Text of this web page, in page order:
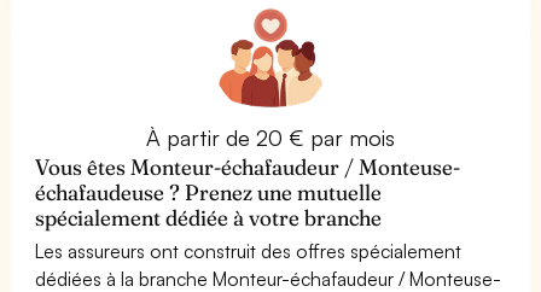
À partir de 20 € par mois
Vous êtes Monteur-échafaudeur / Monteuse-
échafaudeuse ? Prenez une mutuelle
spécialement dédiée à votre branche
Les assureurs ont construit des offres spécialement
dédiées à la branche Monteur-échafaudeur / Monteuse-